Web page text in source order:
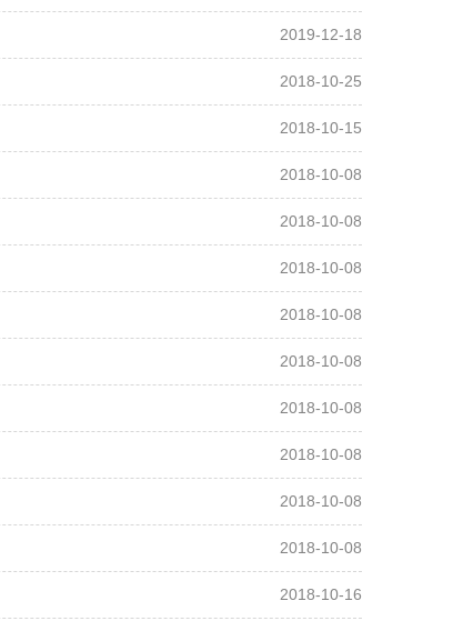
2019-12-18
2018-10-25
2018-10-15
2018-10-08
2018-10-08
2018-10-08
2018-10-08
2018-10-08
2018-10-08
2018-10-08
2018-10-08
2018-10-08
2018-10-16